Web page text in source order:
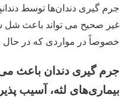
جرم گیری دندان‌ها توسط
غیر صحیح می تواند باعث شل
خصوصاً در مواردی که در حال
جرم گیری دندان باعث
بیماری‌های لثه، آسیب